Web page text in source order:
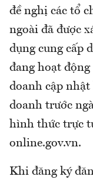
đề nghị các tổ
ngoài đã được
dụng cung cấp
đang hoạt
doanh cập nhật
doanh trước
hình thức trực
online.gov.vn.
Khi đăng ký